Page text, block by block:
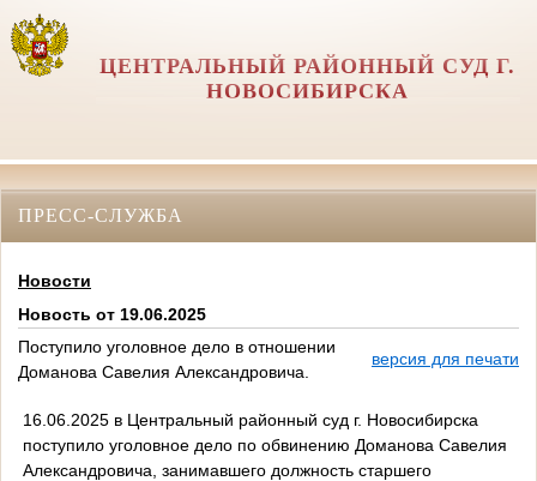
ЦЕНТРАЛЬНЫЙ РАЙОННЫЙ СУД Г.
НОВОСИБИРСКА
ПРЕСС-СЛУЖБА
Новости
Новость от 19.06.2025
Поступило уголовное дело в отношении
Доманова Савелия Александровича.
версия для печати
16.06.2025 в Центральный районный суд г. Новосибирска
поступило уголовное дело по обвинению Доманова Савелия
Александровича, занимавшего должность старшего